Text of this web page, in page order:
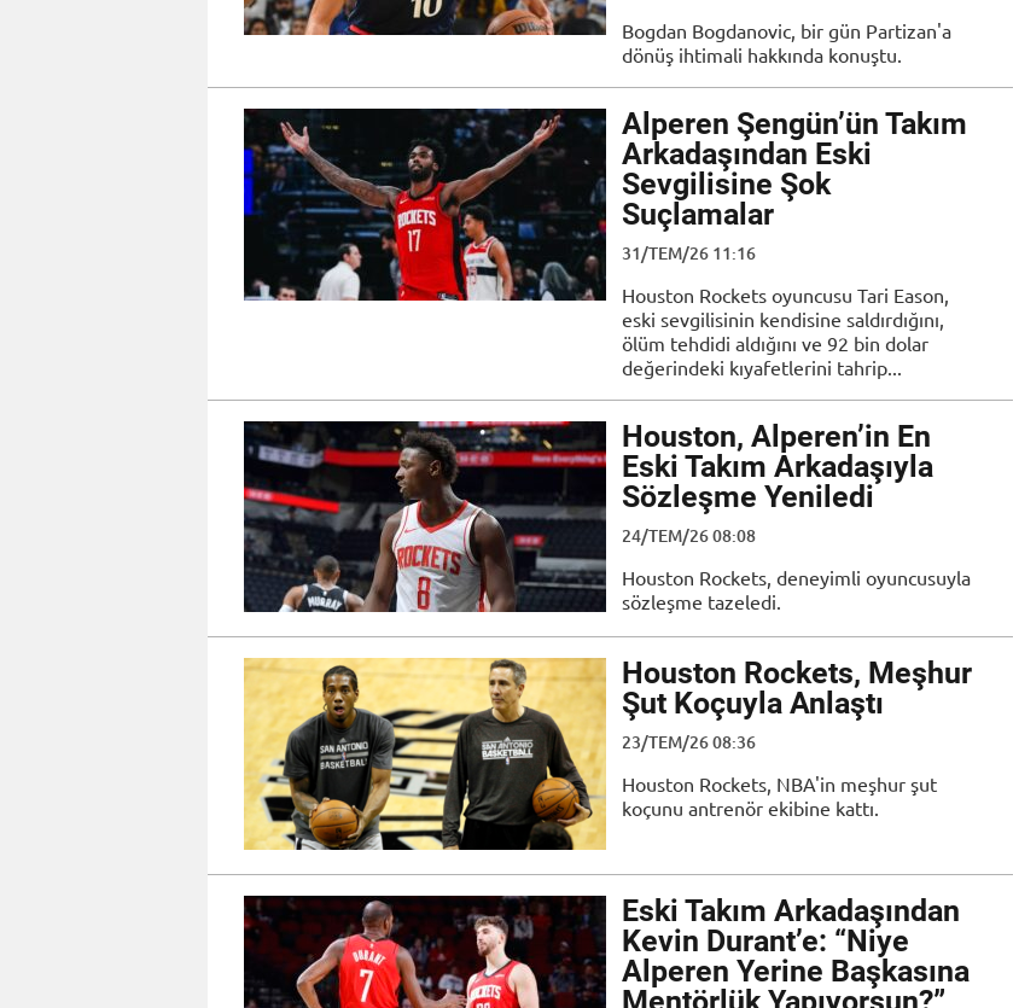
Bogdan Bogdanovic, bir gün Partizan'a
dönüş ihtimali hakkında konuştu.
Alperen Şengün’ün Takım
Arkadaşından Eski
Sevgilisine Şok
Suçlamalar
31/TEM/26 11:16
Houston Rockets oyuncusu Tari Eason,
eski sevgilisinin kendisine saldırdığını,
ölüm tehdidi aldığını ve 92 bin dolar
değerindeki kıyafetlerini tahrip...
Houston, Alperen’in En
Eski Takım Arkadaşıyla
Sözleşme Yeniledi
24/TEM/26 08:08
Houston Rockets, deneyimli oyuncusuyla
sözleşme tazeledi.
Houston Rockets, Meşhur
Şut Koçuyla Anlaştı
23/TEM/26 08:36
Houston Rockets, NBA'in meşhur şut
koçunu antrenör ekibine kattı.
Eski Takım Arkadaşından
Kevin Durant’e: “Niye
Alperen Yerine Başkasına